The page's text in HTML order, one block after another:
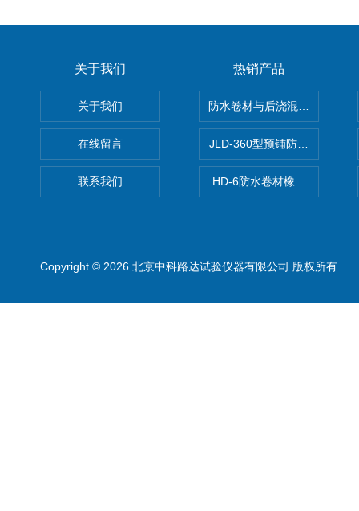
关于我们
关于我们
在线留言
联系我们
热销产品
防水卷材与后浇混凝土剥离强
JLD-360型预铺防水卷材抗冲
HD-6防水卷材橡胶测厚仪
Copyright © 2026 北京中科路达试验仪器有限公司 版权所有